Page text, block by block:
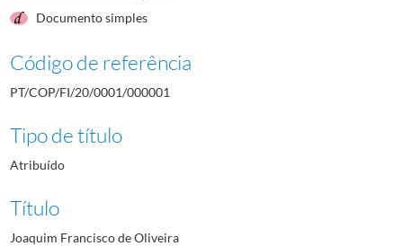
Documento simples
Código de referência
PT/COP/FI/20/0001/000001
Tipo de título
Atribuído
Título
Joaquim Francisco de Oliveira